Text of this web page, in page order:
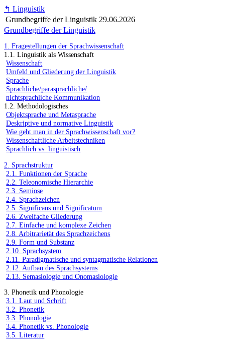
↰ Linguistik
Grundbegriffe der Linguistik 29.06.2026
Grundbegriffe der Linguistik
1. Fragestellungen der Sprachwissenschaft
1.1. Linguistik als Wissenschaft
Wissenschaft
Umfeld und Gliederung der Linguistik
Sprache
Sprachliche/parasprachliche/
nichtsprachliche Kommunikation
1.2. Methodologisches
Objektsprache und Metasprache
Deskriptive und normative Linguistik
Wie geht man in der Sprachwissenschaft vor?
Wissenschaftliche Arbeitstechniken
Sprachlich vs. linguistisch
2. Sprachstruktur
2.1. Funktionen der Sprache
2.2. Teleonomische Hierarchie
2.3. Semiose
2.4. Sprachzeichen
2.5. Significans und Significatum
2.6. Zweifache Gliederung
2.7. Einfache und komplexe Zeichen
2.8. Arbitrarietät des Sprachzeichens
2.9. Form und Substanz
2.10. Sprachsystem
2.11. Paradigmatische und syntagmatische Relationen
2.12. Aufbau des Sprachsystems
2.13. Semasiologie und Onomasiologie
3. Phonetik und Phonologie
3.1. Laut und Schrift
3.2. Phonetik
3.3. Phonologie
3.4. Phonetik vs. Phonologie
3.5. Literatur